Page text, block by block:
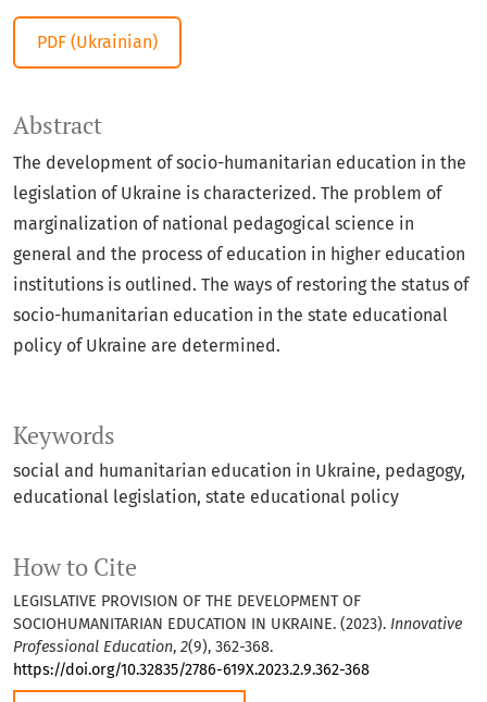
PDF (Ukrainian)
Keywords
social and humanitarian education in Ukraine, pedagogy,
educational legislation, state educational policy
How to Cite
LEGISLATIVE PROVISION OF THE DEVELOPMENT OF
SOCIOHUMANITARIAN EDUCATION IN UKRAINE. (2023). Innovative
Professional Education, 2(9), 362-368.
https://doi.org/10.32835/2786-619X.2023.2.9.362-368
Abstract
The development of socio-humanitarian education in the
legislation of Ukraine is characterized. The problem of
marginalization of national pedagogical science in
general and the process of education in higher education
institutions is outlined. The ways of restoring the status of
socio-humanitarian education in the state educational
policy of Ukraine are determined.